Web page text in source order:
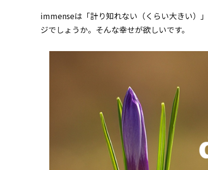
immenseは「計り知れない（くらい大きい）
ジでしょうか。そんな幸せが欲しいです。